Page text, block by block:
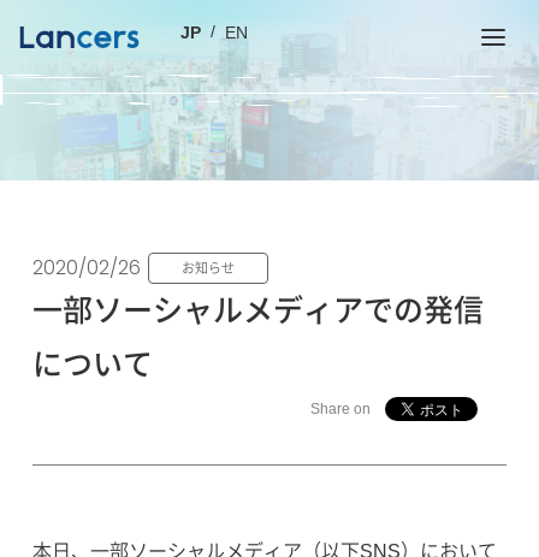
JP EN
2020/02/26 お知らせ
一部ソーシャルメディアでの発信
について
Share on
本日、一部ソーシャルメディア（以下SNS）において